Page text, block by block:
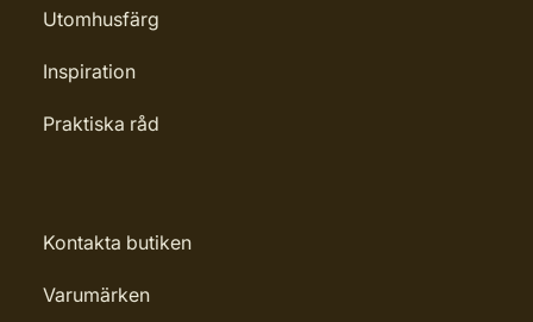
Utomhusfärg
Inspiration
Praktiska råd
Kontakta butiken
Varumärken